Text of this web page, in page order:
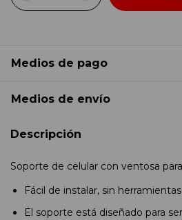
Medios de pago
Medios de envío
Descripción
Soporte de celular con ventosa
Fácil de instalar, sin herramientas.
El soporte está diseñado para